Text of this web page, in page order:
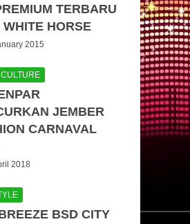
TERBARU
WHITE HORSE
2015
JEMBER
CARNAVAL
2018
BSD CITY